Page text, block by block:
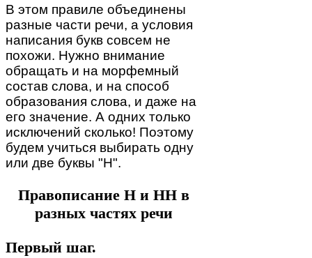
В этом правиле объединены
разные части речи, а условия
написания букв совсем не
похожи. Нужно внимание
обращать и на морфемный
состав слова, и на способ
образования слова, и даже на
его значение. А одних только
исключений сколько! Поэтому
будем учиться выбирать одну
или две буквы "Н".
Правописание Н и НН в
разных частях речи
Первый шаг.